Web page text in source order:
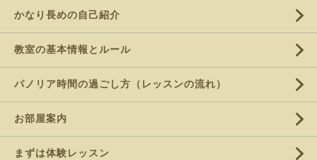
かなり長めの自己紹介
教室の基本情報とルール
パノリア時間の過ごし方（レッスンの流れ）
お部屋案内
まずは体験レッスン